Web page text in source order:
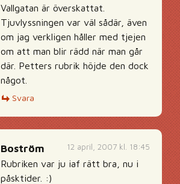
Vallgatan är överskattat.
Tjuvlyssningen var väl sådär, även
om jag verkligen håller med tjejen
om att man blir rädd när man går
där. Petters rubrik höjde den dock
något.
Svara
12 april, 2007 kl. 18:45
Boström
Rubriken var ju iaf rätt bra, nu i
påsktider. :)